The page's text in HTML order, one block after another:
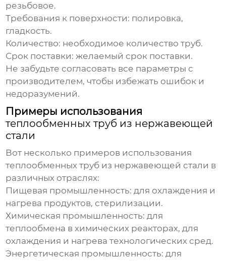
резьбовое.
Требования к поверхности: полировка,
гладкость.
Количество: необходимое количество труб.
Срок поставки: желаемый срок поставки.
Не забудьте согласовать все параметры с
производителем, чтобы избежать ошибок и
недоразумений.
Примеры использования
теплообменных труб из нержавеющей
стали
Вот несколько примеров использования
теплообменных труб из нержавеющей стали в
различных отраслях:
Пищевая промышленность: для охлаждения и
нагрева продуктов, стерилизации.
Химическая промышленность: для
теплообмена в химических реакторах, для
охлаждения и нагрева технологических сред.
Энергетическая промышленность: для